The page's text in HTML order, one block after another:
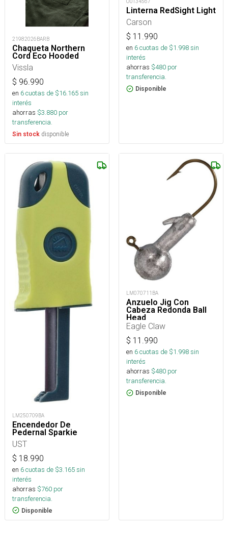
21982026BARB
Chaqueta Northern
Cord Eco Hooded
Vissla
$ 96.990
en 6cuotas de $16.165sin
interés
ahorras $3.880 por
transferencia.
Sin stock disponible
Linterna RedSight Light
Carson
$ 11.990
en 6cuotas de $1.998sin
interés
ahorras $480 por
transferencia.
Disponible
LM250709BA
Encendedor De
Pedernal Sparkie
UST
$ 18.990
en 6cuotas de $3.165sin
interés
ahorras $760 por
transferencia.
Disponible
LM070711BA
Anzuelo Jig Con
Cabeza Redonda Ball
Head
Eagle Claw
$ 11.990
en 6cuotas de $1.998sin
interés
ahorras $480 por
transferencia.
Disponible